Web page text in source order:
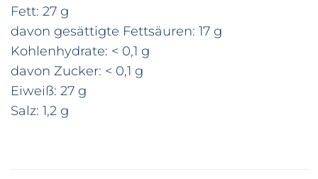
Fett: 27 g
davon gesättigte Fettsäuren: 17 g
Kohlenhydrate: < 0,1 g
davon Zucker: < 0,1 g
Eiweiß: 27 g
Salz: 1,2 g